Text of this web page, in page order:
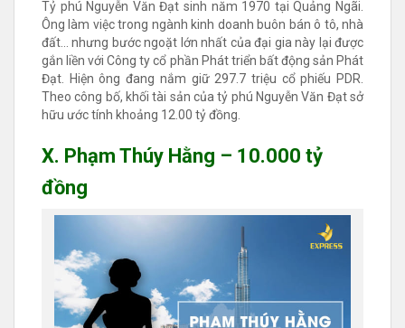
Tỷ phú Nguyễn Văn Đạt sinh năm 1970 tại Quảng Ngãi.
Ông làm việc trong ngành kinh doanh buôn bán ô tô, nhà
đất… nhưng bước ngoặt lớn nhất của đại gia này lại được
gắn liền với Công ty cổ phần Phát triển bất động sản Phát
Đạt. Hiện ông đang nắm giữ 297.7 triệu cổ phiếu PDR.
Theo công bố, khối tài sản của tỷ phú Nguyễn Văn Đạt sở
hữu ước tính khoảng 12.00 tỷ đồng.
X. Phạm Thúy Hằng – 10.000 tỷ
đồng